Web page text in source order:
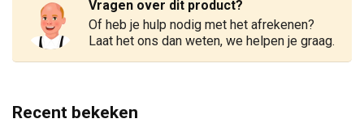
Vragen over dit product?
Of heb je hulp nodig met het afrekenen?
Laat het ons dan weten, we helpen je graag.
Recent bekeken